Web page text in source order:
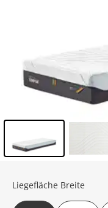
Liegefläche Breite